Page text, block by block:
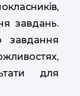
завдань.
завдання
для